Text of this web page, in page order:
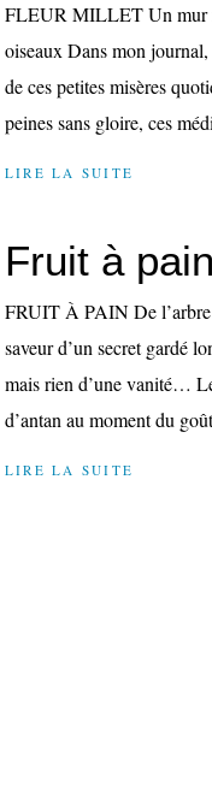
FLEUR MILLET Un mur
oiseaux Dans mon journal,
de ces petites misères
peines sans gloire, ces
LIRE LA SUITE
Fruit à pain
FRUIT À PAIN De l’arbre
saveur d’un secret gardé
mais rien d’une vanité…
d’antan au moment du
LIRE LA SUITE